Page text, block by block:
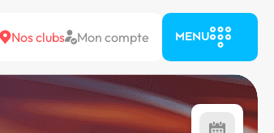
Nos clubs Mon compte MENU